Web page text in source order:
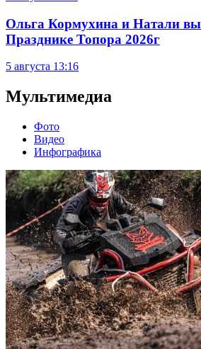
Ольга Кормухина и Натали
Празднике Топора 2026г
5 августа 13:16
Мультимедиа
Фото
Видео
Инфографика